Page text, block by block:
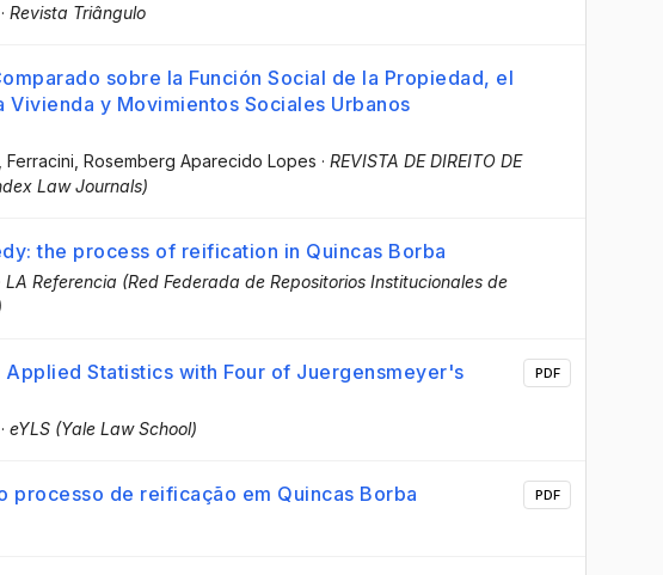
· Revista Triângulo
sobre la Función Social de la Propiedad, el
Vivienda y Movimientos Sociales Urbanos
, Ferracini, Rosemberg Aparecido Lopes · REVISTA DE DIREITO DE
Law Journals)
the process of reification in Quincas Borba
LA Referencia (Red Federada de Repositorios Institucionales de
Applied Statistics with Four of Juergensmeyer's
· eYLS (Yale Law School)
PDF
processo de reificação em Quincas Borba PDF